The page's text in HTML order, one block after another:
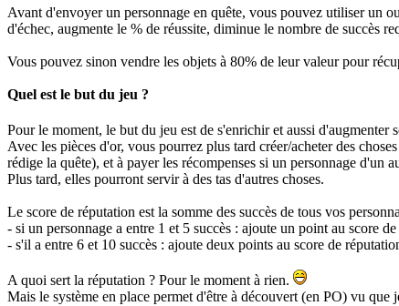
Avant d'envoyer un personnage en quête, vous pouvez utiliser un
d'échec, augmente le % de réussite, diminue le nombre de succès
Vous pouvez sinon vendre les objets à 80% de leur valeur pour
Quel est le but du jeu ?
Pour le moment, le but du jeu est de s'enrichir et aussi
Avec les pièces d'or, vous pourrez plus tard créer/acheter des
rédige la quête), et à payer les récompenses si un personnage d'un
Plus tard, elles pourront servir à des tas d'autres choses.
Le score de réputation est la somme des succès de tous vos
- si un personnage a entre 1 et 5 succès : ajoute un point au score
- s'il a entre 6 et 10 succès : ajoute deux points au score de
A quoi sert la réputation ? Pour le moment à rien.
Mais le système en place permet d'être à découvert (en PO) vu